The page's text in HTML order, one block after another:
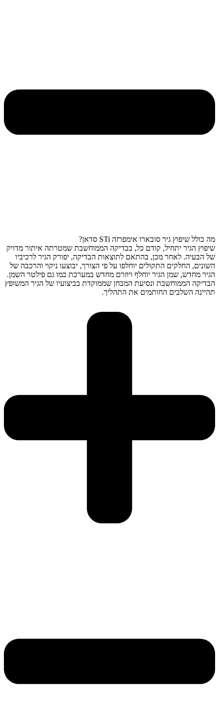
מה כולל שיפוץ גיר סובארו אימפרזה STi סדאן?
שיפוץ הגיר יתחיל, קודם כל, בבדיקה הממוחשבת שמטרתה איתור מדויק
של הבעיה. לאחר מכן, בהתאם לתוצאות הבדיקה, יפורק הגיר לרכיביו
השונים, החלקים התקולים יוחלפו על פי הצורך, יבוצעו ניקוי והרכבה של
הגיר מחדש, שמן הגיר יוחלף ויוזרם מחדש במערכת כמו גם פילטר השמן.
הבדיקה הממוחשבת ונסיעת המבחן שממוקדת בביצועיו של הגיר המשופץ
תהיינה השלבים החותמים את התהליך.